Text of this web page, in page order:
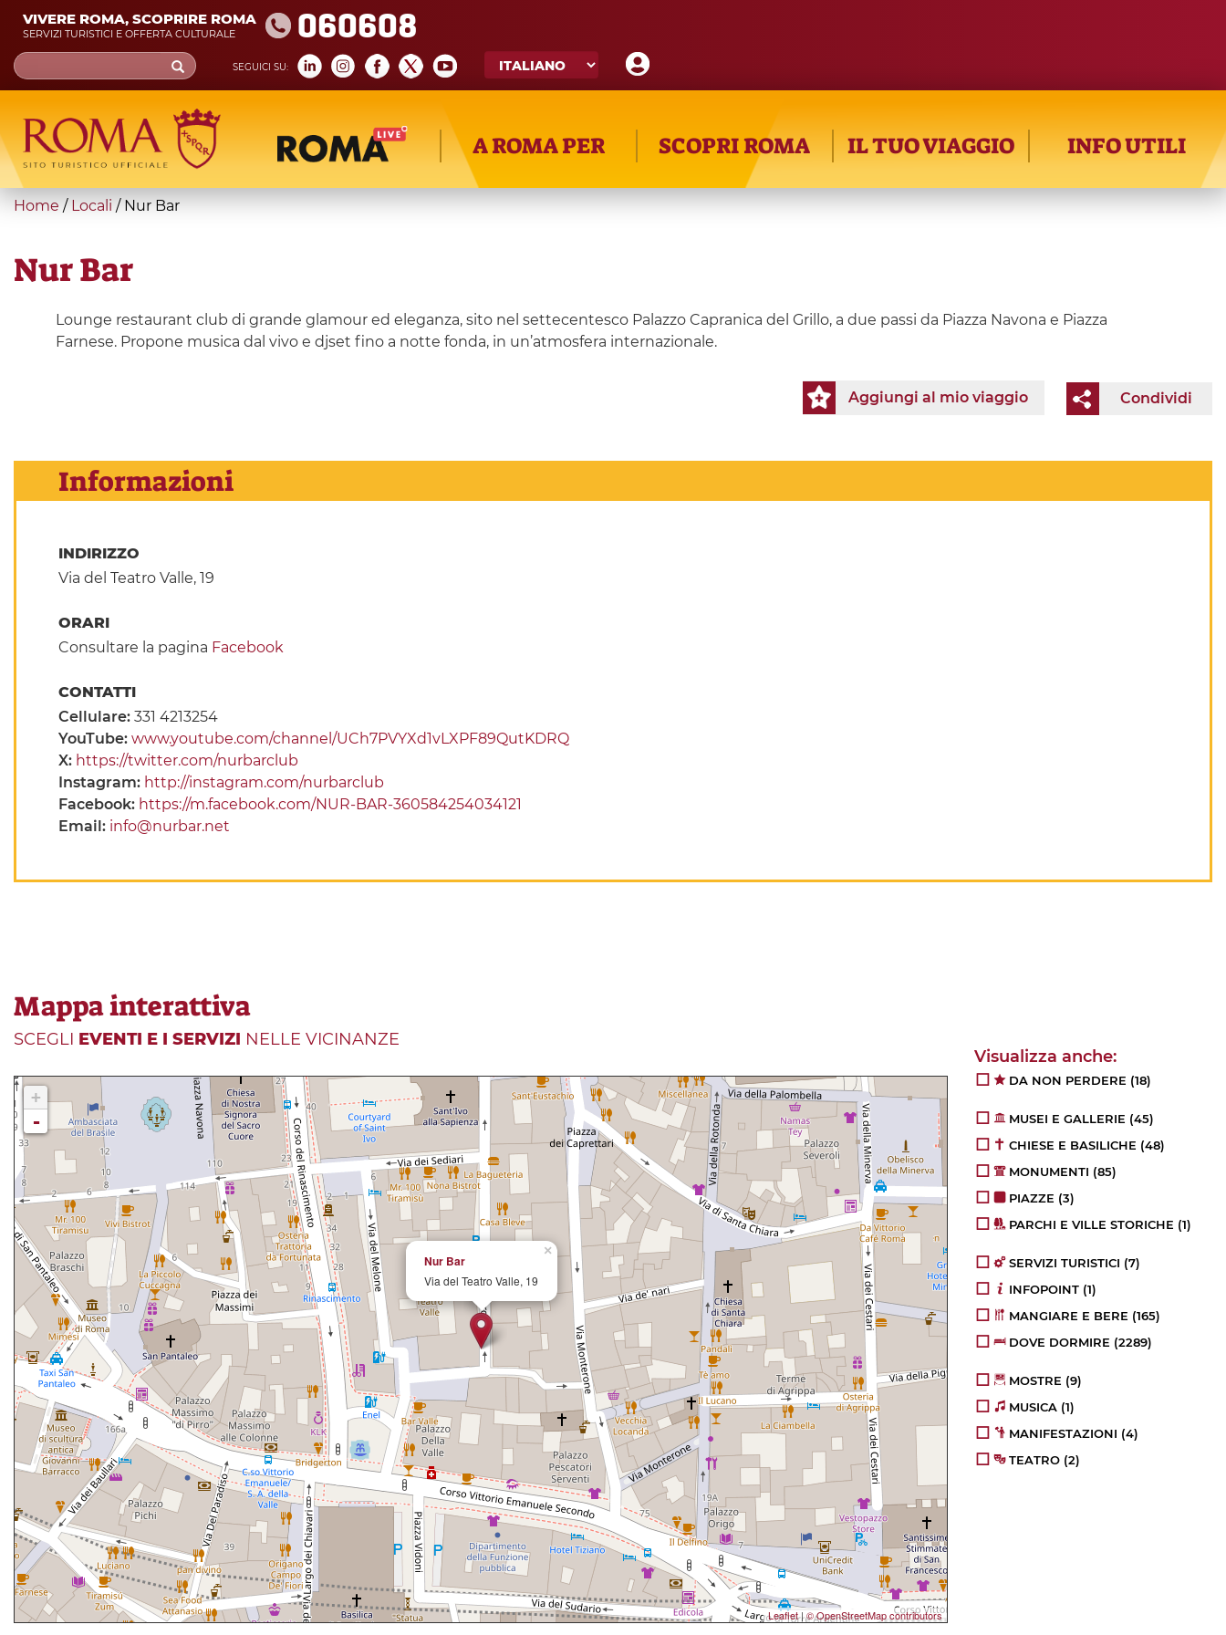
Skip
main
content
VIVERE ROMA, SCOPRIRE ROMA
SERVIZI TURISTICI E OFFERTA CULTURALE 060608
SEGUICI SU:
Search
form
Cerca
A ROMA PER SCOPRI ROMA IL TUO VIAGGIO INFO UTILI
You
here
Home / Locali / Nur Bar
Nur Bar
Lounge restaurant club di grande glamour ed eleganza, sito nel settecentesco Palazzo Capranica del Grillo, a due passi da Piazza Navona e Piazza
Farnese. Propone musica dal vivo e djset fino a notte fonda, in un’atmosfera internazionale.
Condividi
Aggiungi al mio viaggio
Informazioni
INDIRIZZO
Via del Teatro Valle, 19
ORARI
Consultare la pagina Facebook
CONTATTI
Cellulare: 331 4213254
YouTube: www.youtube.com/channel/UCh7PVYXd1vLXPF89QutKDRQ
X: https://twitter.com/nurbarclub
Instagram: http://instagram.com/nurbarclub
Facebook: https://m.facebook.com/NUR-BAR-360584254034121
Email: info@nurbar.net
Mappa interattiva
SCEGLI EVENTI E I SERVIZI NELLE VICINANZE
×
Nur Bar
Via del Teatro Valle, 19
+
-
Leaflet|© OpenStreetMap contributors
DA NON PERDERE (18)
MUSEI E GALLERIE (45)
CHIESE E BASILICHE (48)
MONUMENTI (85)
PIAZZE (3)
PARCHI E VILLE STORICHE (1)
SERVIZI TURISTICI (7)
INFOPOINT (1)
MANGIARE E BERE (165)
DOVE DORMIRE (2289)
MOSTRE (9)
MUSICA (1)
MANIFESTAZIONI (4)
TEATRO (2)